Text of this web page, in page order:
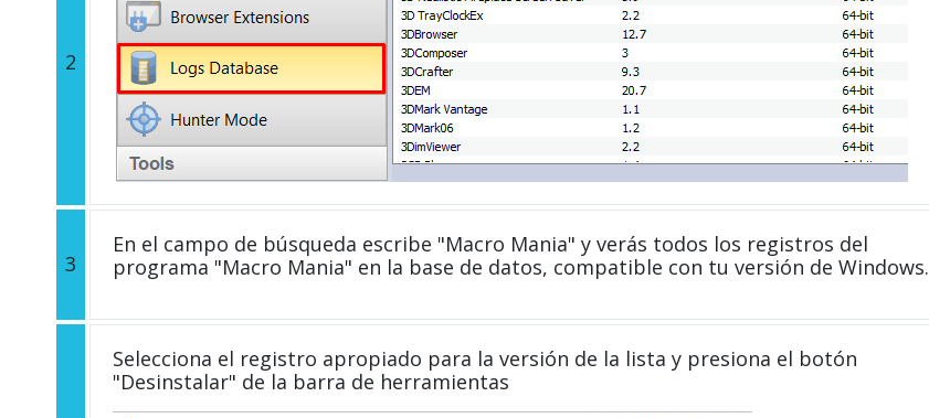
2
3
En el campo de búsqueda escribe "Macro Mania" y verás todos los registros del
programa "Macro Mania" en la base de datos, compatible con tu versión de Windows.
Selecciona el registro apropiado para la versión de la lista y presiona el botón
"Desinstalar" de la barra de herramientas